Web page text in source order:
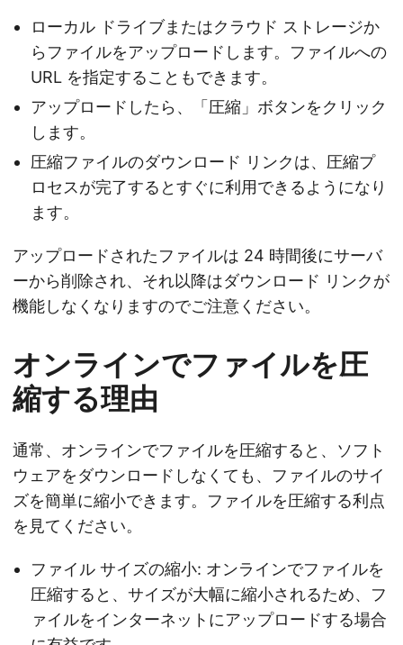
ローカル ドライブまたはクラウド ストレージか
らファイルをアップロードします。ファイルへの
URL を指定することもできます。
アップロードしたら、「圧縮」ボタンをクリック
します。
圧縮ファイルのダウンロード リンクは、圧縮プ
ロセスが完了するとすぐに利用できるようになり
ます。
アップロードされたファイルは 24 時間後にサーバ
ーから削除され、それ以降はダウンロード リンクが
機能しなくなりますのでご注意ください。
オンラインでファイルを圧
縮する理由
通常、オンラインでファイルを圧縮すると、ソフト
ウェアをダウンロードしなくても、ファイルのサイ
ズを簡単に縮小できます。ファイルを圧縮する利点
を見てください。
ファイル サイズの縮小: オンラインでファイルを
圧縮すると、サイズが大幅に縮小されるため、フ
ァイルをインターネットにアップロードする場合